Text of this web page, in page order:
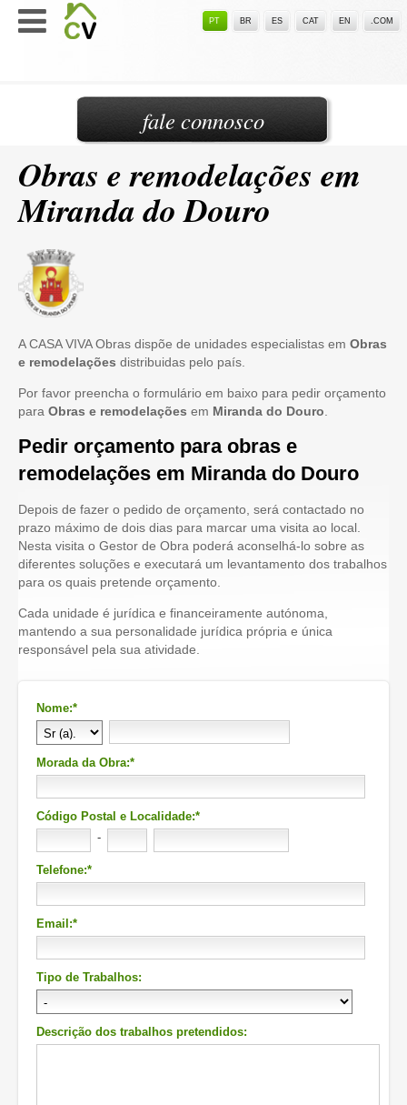
PT BR ES CAT EN .COM
Obras e remodelações em
Miranda do Douro
A CASA VIVA Obras dispõe de unidades especialistas em Obras
e remodelações distribuidas pelo país.
Por favor preencha o formulário em baixo para pedir orçamento
para Obras e remodelações em Miranda do Douro
Pedir orçamento para obras e
remodelações em Miranda do Douro
Depois de fazer o pedido de orçamento, será contactado no
prazo máximo de dois dias para marcar uma visita ao local.
Nesta visita o Gestor de Obra poderá aconselhá-lo sobre as
diferentes soluções e executará um levantamento dos trabalhos
para os quais pretende orçamento.
Cada unidade é jurídica e financeiramente autónoma,
mantendo a sua personalidade jurídica própria e única
responsável pela sua atividade.
Nome:*
Morada da Obra:*
Código Postal e Localidade:*
-
Telefone:*
Email:*
Tipo de Trabalhos:
Descrição dos trabalhos pretendidos:
fale connosco